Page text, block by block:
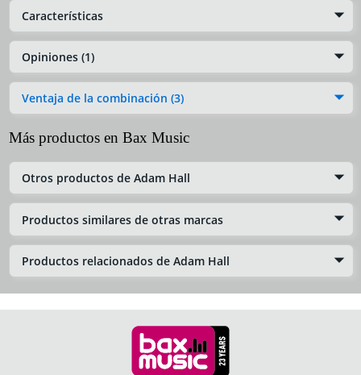
Características
Opiniones (1)
Ventaja de la combinación (3)
Más productos en Bax Music
Otros productos de Adam Hall
Productos similares de otras marcas
Productos relacionados de Adam Hall